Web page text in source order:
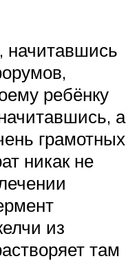
начитавшись
ребёнку
а
грамотных
никак не
из
там